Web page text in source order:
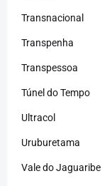
Transnacional
Transpenha
Transpessoa
Túnel do Tempo
Ultracol
Uruburetama
Vale do Jaguaribe